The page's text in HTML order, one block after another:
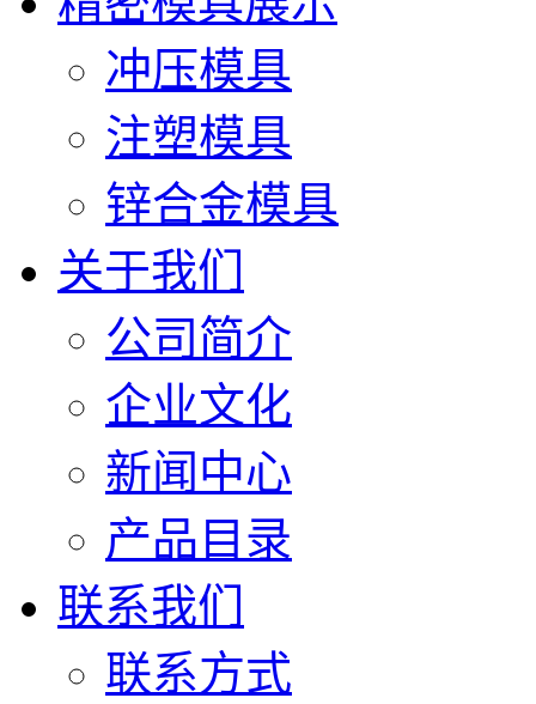
冲压模具
注塑模具
锌合金模具
关于我们
公司简介
企业文化
新闻中心
产品目录
联系我们
联系方式